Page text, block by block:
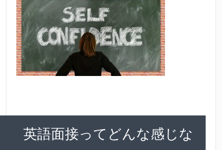
英語面接ってどんな感じな